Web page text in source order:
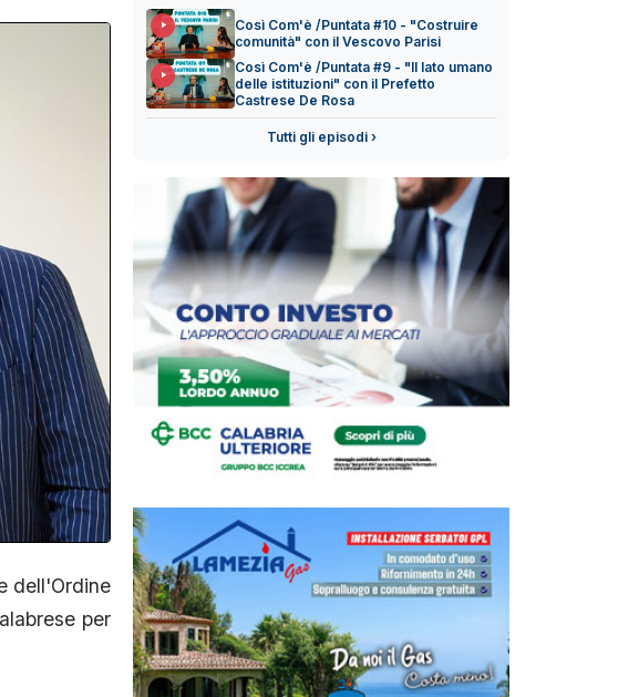
dell'Ordine
per
Così Com'è /Puntata #10 - "Costruire
comunità" con il Vescovo Parisi
Così Com'è /Puntata #9 - "Il lato umano
delle istituzioni" con il Prefetto
Castrese De Rosa
Tutti gli episodi ›